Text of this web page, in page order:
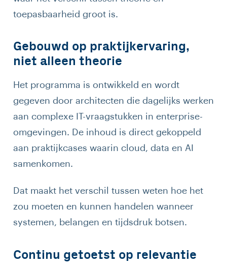
toepasbaarheid groot is.
Gebouwd op praktijkervaring,
niet alleen theorie
Het programma is ontwikkeld en wordt
gegeven door architecten die dagelijks werken
aan complexe IT-vraagstukken in enterprise-
omgevingen. De inhoud is direct gekoppeld
aan praktijkcases waarin cloud, data en AI
samenkomen.
Dat maakt het verschil tussen weten hoe het
zou moeten en kunnen handelen wanneer
systemen, belangen en tijdsdruk botsen.
Continu getoetst op relevantie